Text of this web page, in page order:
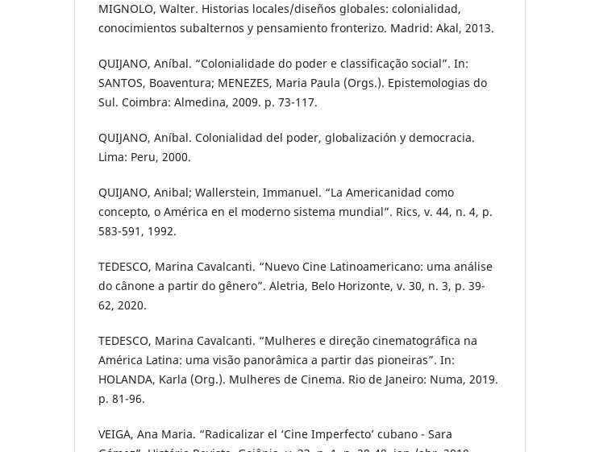
MIGNOLO, Walter. Historias locales/diseños globales: colonialidad,
conocimientos subalternos y pensamiento fronterizo. Madrid: Akal, 2013.
QUIJANO, Aníbal. “Colonialidade do poder e classificação social”. In:
SANTOS, Boaventura; MENEZES, Maria Paula (Orgs.). Epistemologias do
Sul. Coimbra: Almedina, 2009. p. 73-117.
QUIJANO, Aníbal. Colonialidad del poder, globalización y democracia.
Lima: Peru, 2000.
QUIJANO, Anibal; Wallerstein, Immanuel. “La Americanidad como
concepto, o América en el moderno sistema mundial”. Rics, v. 44, n. 4, p.
583-591, 1992.
TEDESCO, Marina Cavalcanti. “Nuevo Cine Latinoamericano: uma análise
do cânone a partir do gênero”. Aletria, Belo Horizonte, v. 30, n. 3, p. 39-
62, 2020.
TEDESCO, Marina Cavalcanti. “Mulheres e direção cinematográfica na
América Latina: uma visão panorâmica a partir das pioneiras”. In:
HOLANDA, Karla (Org.). Mulheres de Cinema. Rio de Janeiro: Numa, 2019.
p. 81-96.
VEIGA, Ana Maria. “Radicalizar el ‘Cine Imperfecto’ cubano - Sara